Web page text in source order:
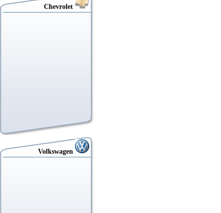
Chevrolet
Volkswagen